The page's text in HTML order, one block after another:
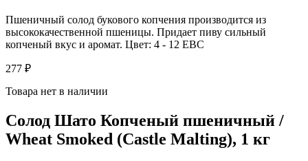
Пшеничный солод букового копчения производится из
высококачественной пшеницы. Придает пиву сильный
копченый вкус и аромат. Цвет: 4 - 12 EBC
277 ₽
Товара нет в наличии
Солод Шато Копченый пшеничный /
Wheat Smoked (Castle Malting), 1 кг